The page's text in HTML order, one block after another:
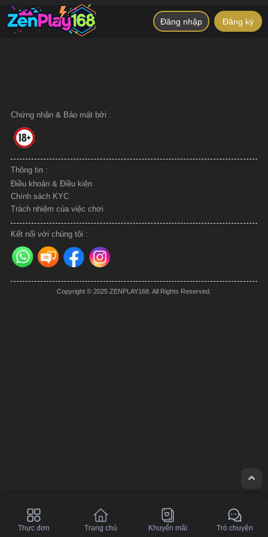
Đăng nhập Đăng ký
Nhà cung cấp
Chứng nhận & Bảo mật bởi :
Thông tin :
Điều khoản & Điều kiện
Chính sách KYC
Trách nhiệm của việc chơi
Kết nối với chúng tôi :
Copyright © 2025 ZENPLAY168. All Rights Reserved.
Thực đơn Trang chủ Khuyến mãi Trò chuyện